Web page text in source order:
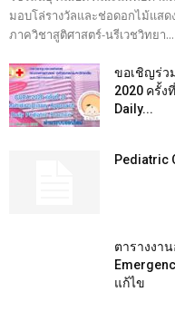
มอบโล่รางวัลและช่อดอกไม้แสด
ภาควิชาสูติศาสตร์-นรีเวชวิทยา...
ขอเชิญร่ว
2020 ครั้ง
Daily...
Pediatric
ตารางงา
แก้ไข